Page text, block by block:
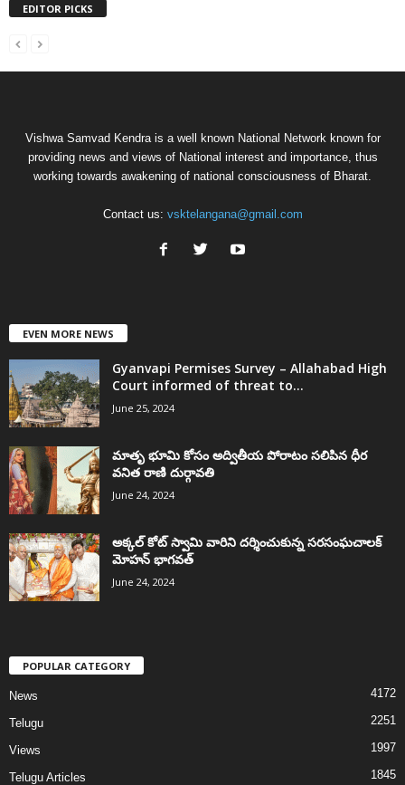
EDITOR PICKS
Vishwa Samvad Kendra is a well known National Network known for
providing news and views of National interest and importance, thus
working towards awakening of national consciousness of Bharat.
Contact us: vsktelangana@gmail.com
EVEN MORE NEWS
Gyanvapi Permises Survey – Allahabad High
Court informed of threat to...
June 25, 2024
మాతృ భూమి కోసం అద్వితీయ పోరాటం సలిపిన ధీర
వనిత రాణి దుర్గావతి
June 24, 2024
అక్కల్‌ కోట్‌ స్వామి వారిని దర్శించుకున్న సరసంఘచాలక్
మోహన్ భాగవత్
June 24, 2024
POPULAR CATEGORY
News 4172
Telugu 2251
Views 1997
Telugu Articles 1845